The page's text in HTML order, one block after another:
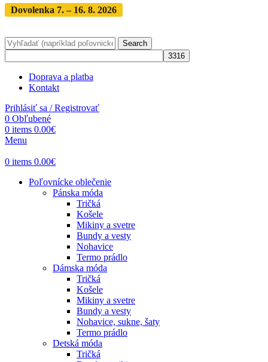
Dovolenka 7. – 16. 8. 2026
Search
Doprava a platba
Kontakt
Prihlásiť sa / Registrovať
0 Obľubené
0 items 0.00€
Menu
0 items 0.00€
Poľovnícke oblečenie
Pánska móda
Tričká
Košele
Mikiny a svetre
Bundy a vesty
Nohavice
Termo prádlo
Dámska móda
Tričká
Košele
Mikiny a svetre
Bundy a vesty
Nohavice, sukne, šaty
Termo prádlo
Detská móda
Tričká